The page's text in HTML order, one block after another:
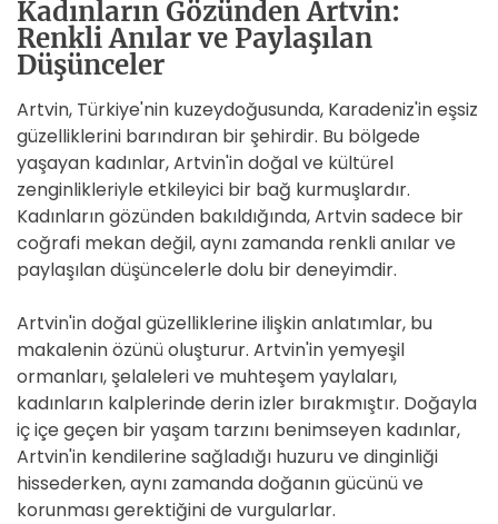
Kadınların Gözünden Artvin:
Renkli Anılar ve Paylaşılan
Düşünceler
Artvin, Türkiye'nin kuzeydoğusunda, Karadeniz'in eşsiz
güzelliklerini barındıran bir şehirdir. Bu bölgede
yaşayan kadınlar, Artvin'in doğal ve kültürel
zenginlikleriyle etkileyici bir bağ kurmuşlardır.
Kadınların gözünden bakıldığında, Artvin sadece bir
coğrafi mekan değil, aynı zamanda renkli anılar ve
paylaşılan düşüncelerle dolu bir deneyimdir.
Artvin'in doğal güzelliklerine ilişkin anlatımlar, bu
makalenin özünü oluşturur. Artvin'in yemyeşil
ormanları, şelaleleri ve muhteşem yaylaları,
kadınların kalplerinde derin izler bırakmıştır. Doğayla
iç içe geçen bir yaşam tarzını benimseyen kadınlar,
Artvin'in kendilerine sağladığı huzuru ve dinginliği
hissederken, aynı zamanda doğanın gücünü ve
korunması gerektiğini de vurgularlar.